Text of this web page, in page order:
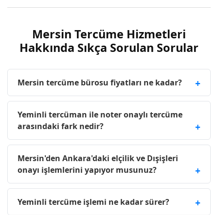
Mersin Tercüme Hizmetleri
Hakkında Sıkça Sorulan Sorular
Mersin tercüme bürosu fiyatları ne kadar?
Yeminli tercüman ile noter onaylı tercüme
arasındaki fark nedir?
Mersin'den Ankara'daki elçilik ve Dışişleri
onayı işlemlerini yapıyor musunuz?
Yeminli tercüme işlemi ne kadar sürer?